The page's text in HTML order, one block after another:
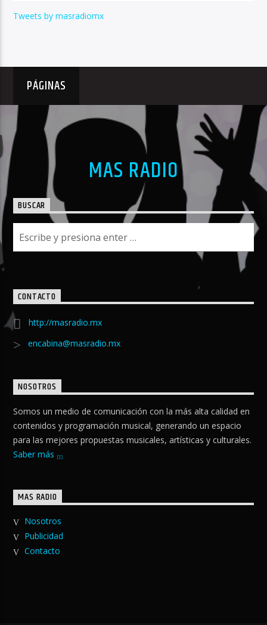
Tweets by masradiomx
PÁGINAS
MAS RADIO
BUSCAR
CONTACTO
http://masradio.mx
encabina@masradio.mx
NOSOTROS
Somos un medio de comunicación con la más alta calidad en
contenidos y programación musical, generando un espacio
para las mejores propuestas musicales, artísticas y culturales.
Saber más
MAS RADIO
Nosotros
Publicidad
Contacto